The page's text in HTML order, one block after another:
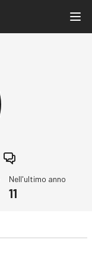
Nell'ultimo anno
11